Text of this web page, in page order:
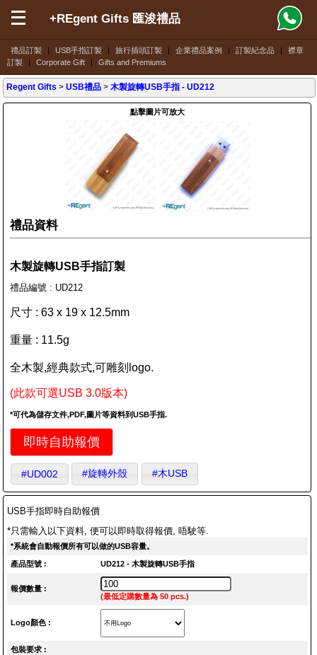
禮品訂製 | USB手指訂製 | 旅行插頭訂製 | 企業禮品案例 | 訂製紀念品 |
襟章
訂製
| Corporate Gift | Gifts and Premiums
+REgent Gifts 匯浚禮品
Regent Gifts >USB禮品 >木製旋轉USB手指 - UD212
點擊圖片可放大
禮品資料
木製旋轉USB手指訂製
禮品編號 : UD212
尺寸 : 63 x 19 x 12.5mm
重量 : 11.5g
全木製,經典款式,可雕刻logo.
(此款可選USB 3.0版本)
*可代為儲存文件,PDF,圖片等資料到USB手指.
即時自助報價
#UD002 #旋轉外殼 #木USB
USB手指即時自助報價
*只需輸入以下資料, 便可以即時取得報價, 唔駛等.
*系統會自動報價所有可以做的USB容量。
產品型號 : UD212 - 木製旋轉USB手指
報價數量 :
(最低定購數量為 50 pcs.)
Logo顏色 :
包裝要求 :